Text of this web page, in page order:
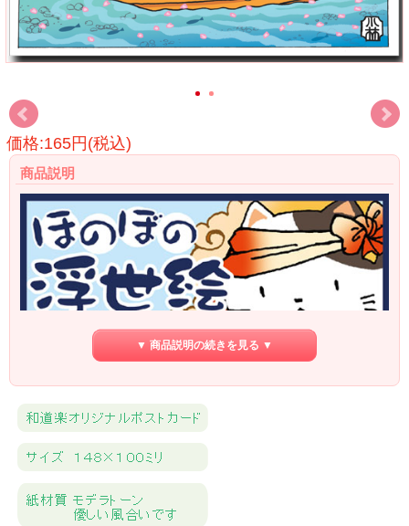
価格:165円(税込)
商品説明
こばやしゆみこのほのぼの浮世絵です。
イラストレーターこばやしゆみこ
アニメーション製作会社５年勤務
その後Uターン
▼ 商品説明の続きを見る ▼